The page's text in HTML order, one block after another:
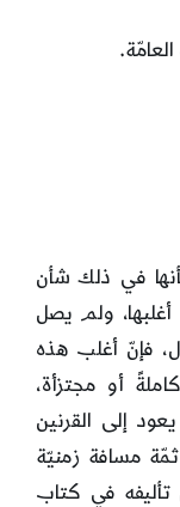
في ذلك شأن
ولم يصل
فإنّ أغلب هذه
أو مجتزأة،
إلى القرنين
ثمّة مسافة زمنيّة
تأليفه في كتاب